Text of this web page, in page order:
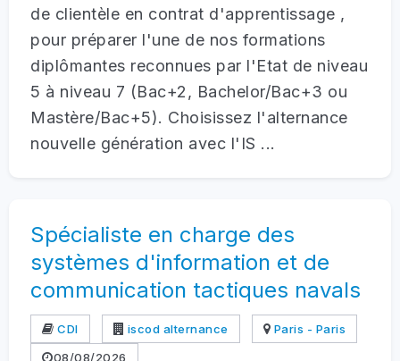
de clientèle en contrat d'apprentissage ,
pour préparer l'une de nos formations
diplômantes reconnues par l'Etat de niveau
5 à niveau 7 (Bac+2, Bachelor/Bac+3 ou
Mastère/Bac+5). Choisissez l'alternance
nouvelle génération avec l'IS ...
Spécialiste en charge des
systèmes d'information et de
communication tactiques navals
CDI iscod alternance
Paris - Paris
08/08/2026